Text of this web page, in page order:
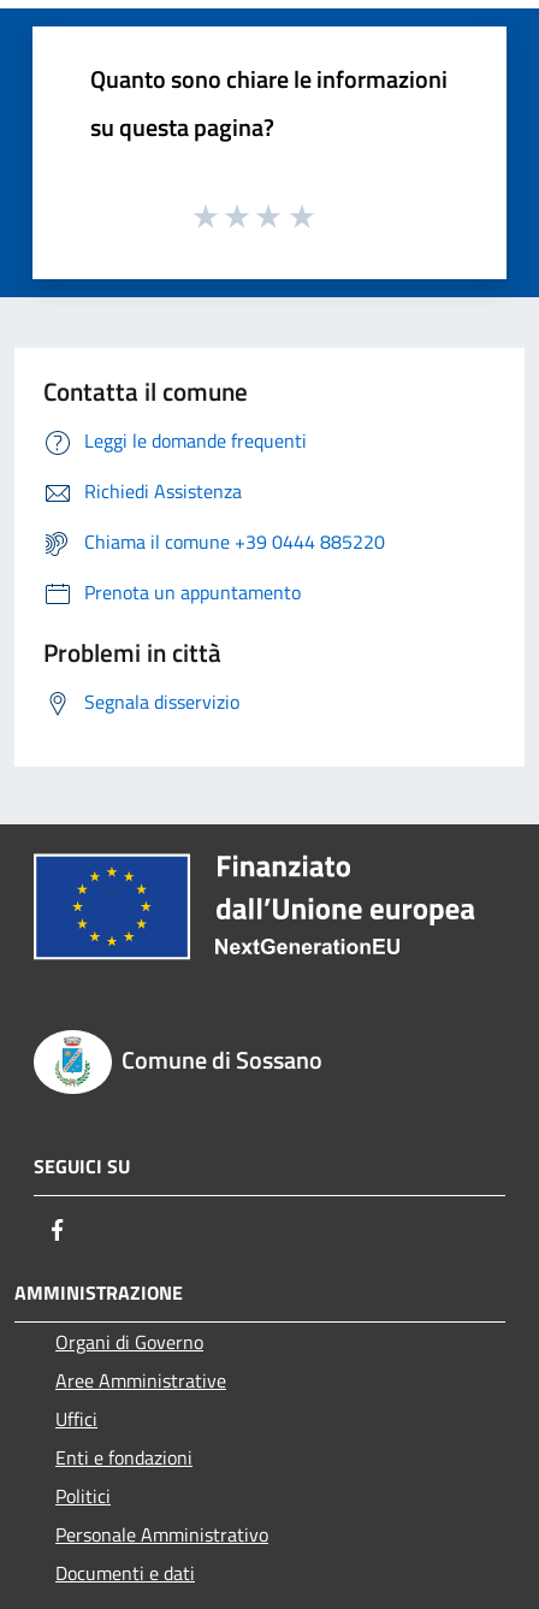
Quanto sono chiare le informazioni
su questa pagina?
Contatta il comune
Leggi le domande frequenti
Richiedi Assistenza
Chiama il comune +39 0444 885220
Prenota un appuntamento
Problemi in città
Segnala disservizio
Comune di Sossano
SEGUICI SU
AMMINISTRAZIONE
Organi di Governo
Aree Amministrative
Uffici
Enti e fondazioni
Politici
Personale Amministrativo
Documenti e dati